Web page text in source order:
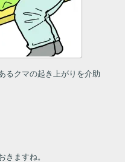
るクマの起き上がりを介助
きますね。